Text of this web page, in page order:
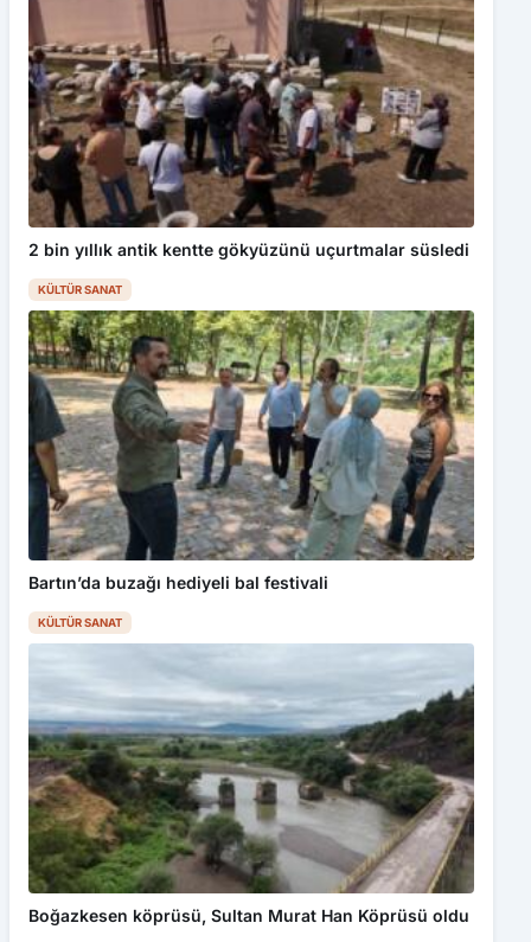
2 bin yıllık antik kentte gökyüzünü uçurtmalar süsledi
KÜLTÜR SANAT
Bartın’da buzağı hediyeli bal festivali
KÜLTÜR SANAT
Boğazkesen köprüsü, Sultan Murat Han Köprüsü oldu